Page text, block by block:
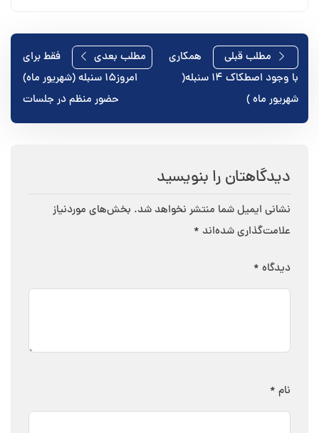
راهبری
نوشته
مطلب قبلی
همکاری
با وجود اصطکاک ۱۴ سنبله(
شهریور ماه )
مطلب بعدی
فقط برای
امروز۱۵ سنبله (شهریور ماه)
حضور منظم در جلسات
دیدگاهتان را بنویسید
نشانی ایمیل شما منتشر نخواهد شد. بخش‌های موردنیاز
علامت‌گذاری شده‌اند *
دیدگاه *
نام *